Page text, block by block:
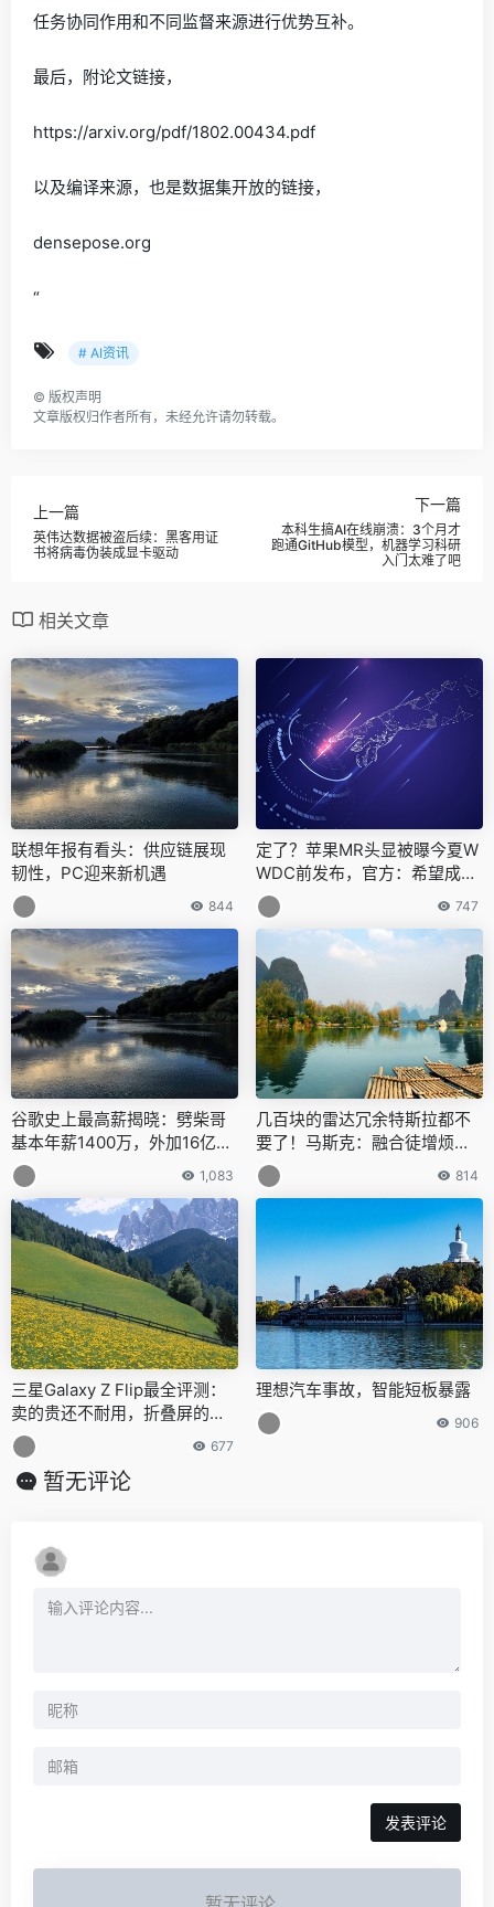
任务协同作用和不同监督来源进行优势互补。
最后，附论文链接，
https://arxiv.org/pdf/1802.00434.pdf
以及编译来源，也是数据集开放的链接，
densepose.org
“
# AI资讯
© 版权声明
文章版权归作者所有，未经允许请勿转载。
上一篇
英伟达数据被盗后续：黑客用证
书将病毒伪装成显卡驱动
下一篇
本科生搞AI在线崩溃：3个月才
跑通GitHub模型，机器学习科研
入门太难了吧
相关文章
联想年报有看头：供应链展现
韧性，PC迎来新机遇
844
定了？苹果MR头显被曝今夏W
WDC前发布，官方：希望成为
本年热门产品
747
谷歌史上最高薪揭晓：劈柴哥
基本年薪1400万，外加16亿股
票激励
1,083
几百块的雷达冗余特斯拉都不
要了！马斯克：融合徒增烦
恼，大多数时候还用不上
814
三星Galaxy Z Flip最全评测：
卖的贵还不耐用，折叠屏的未
来在哪里？
677
理想汽车事故，智能短板暴露
906
暂无评论
发表评论